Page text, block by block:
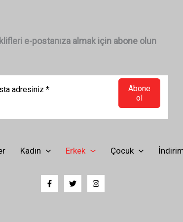
e-postanıza almak için abone olun
Abone
ol
Kadın Erkek Çocuk